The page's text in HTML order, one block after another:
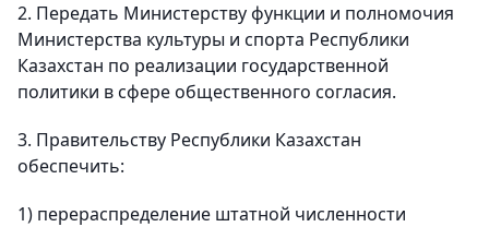
2. Передать Министерству функции и полномочия
Министерства культуры и спорта Республики
Казахстан по реализации государственной
политики в сфере общественного согласия.
3. Правительству Республики Казахстан
обеспечить:
1) перераспределение штатной численности